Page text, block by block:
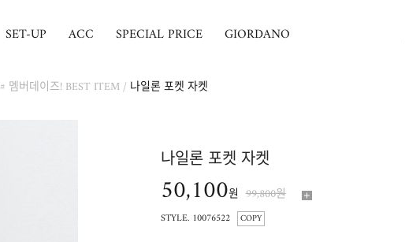
SET-UP ACC SPECIAL PRICE GIORDANO
# 멤버데이즈! BEST ITEM/ 나일론 포켓 자켓
나일론 포켓 자켓
50,100원 99,800원
STYLE. 10076522 COPY